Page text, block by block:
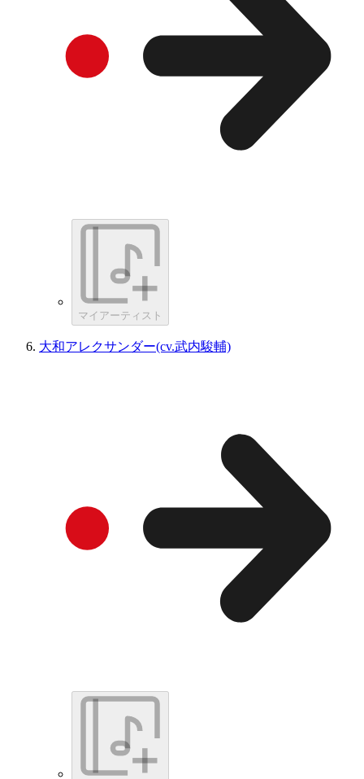
マイアーティスト
大和アレクサンダー(cv.武内駿輔)